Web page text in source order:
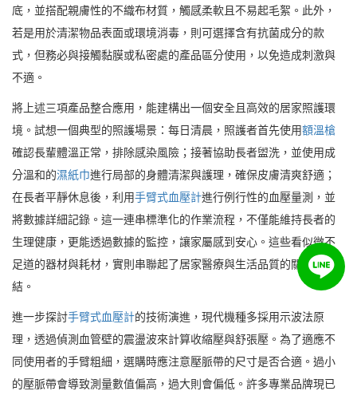
底，並搭配親膚性的不織布材質，觸感柔軟且不易起毛絮。此外，
若是用於清潔物品表面或環境消毒，則可選擇含有抗菌成分的款
式，但務必與接觸黏膜或私密處的產品區分使用，以免造成刺激與
不適。
將上述三項產品整合應用，能建構出一個安全且高效的居家照護環
境。試想一個典型的照護場景：每日清晨，照護者首先使用額溫槍
確認長輩體溫正常，排除感染風險；接著協助長者盥洗，並使用成
分溫和的濕紙巾進行局部的身體清潔與護理，確保皮膚清爽舒適；
在長者平靜休息後，利用手臂式血壓計進行例行性的血壓量測，並
將數據詳細記錄。這一連串標準化的作業流程，不僅能維持長者的
生理健康，更能透過數據的監控，讓家屬感到安心。這些看似微不
足道的器材與耗材，實則串聯起了居家醫療與生活品質的關鍵連
結。
進一步探討手臂式血壓計的技術演進，現代機種多採用示波法原
理，透過偵測血管壁的震盪波來計算收縮壓與舒張壓。為了適應不
同使用者的手臂粗細，選購時應注意壓脈帶的尺寸是否合適。過小
的壓脈帶會導致測量數值偏高，過大則會偏低。許多專業品牌現已